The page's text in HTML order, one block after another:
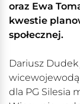
oraz Ewa
kwestie
społecznej.
Dariusz
wicewojewodą
dla PG Silesia